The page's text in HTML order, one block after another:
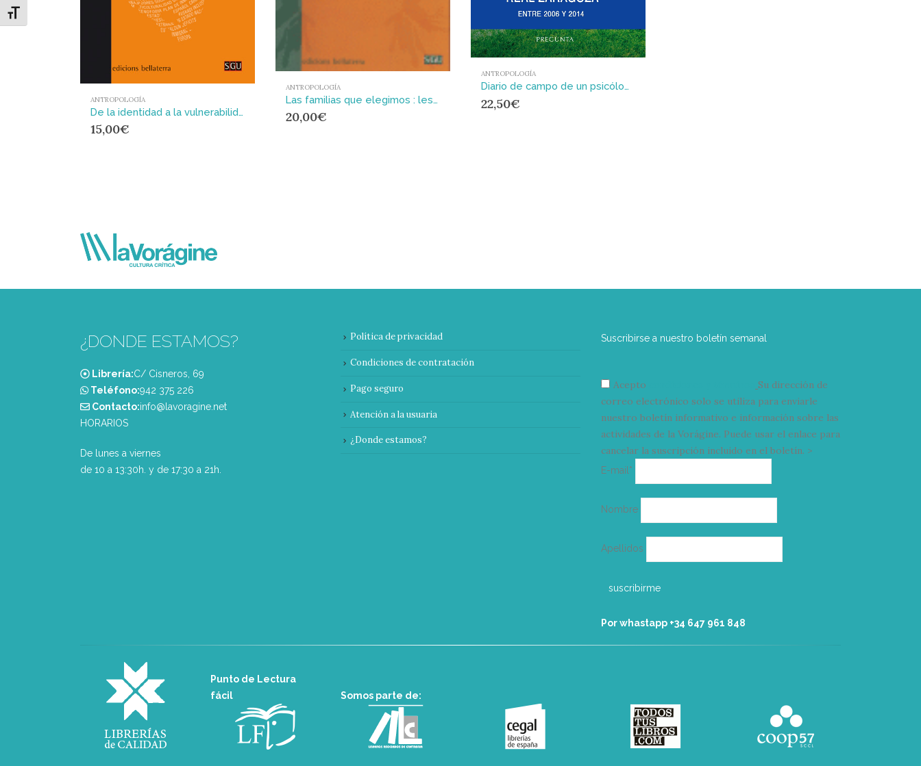
Alternar tamaño de letra
ANTROPOLOGÍA
De la identidad a la vulnerabilidad : alteridad e integración en el País Vasco contemporáneo
15,00€
ANTROPOLOGÍA
Las familias que elegimos : lesbianas, gays y parentesco
20,00€
ANTROPOLOGÍA
Diario de campo de un psicólogo en un club de fútbol
22,50€
¿DONDE ESTAMOS?
Librería:C/ Cisneros, 69
Teléfono:‭942 375 226‬
Contacto:info@lavoragine.net
HORARIOS
De lunes a viernes
de 10 a 13:30h. y de 17:30 a 21h.
Política de privacidad
Condiciones de contratación
Pago seguro
Atención a la usuaria
¿Donde estamos?
Suscribirse a nuestro boletín semanal
Acepto
Su dirección de
correo electrónico solo se utiliza para enviarle
nuestro boletín informativo e información sobre las
actividades de la Vorágine. Puede usar el enlace para
cancelar la suscripción incluido en el boletín. >
E-mail*
electrónico
Nombre
Apellidos
Por whastapp +34 ‭647 961 848‬
Punto de Lectura
fácil
Somos parte de: